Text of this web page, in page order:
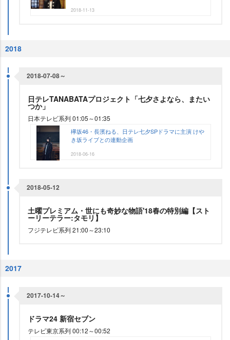
2018-11-13
2018
2018-07-08～
日テレTANABATAプロジェクト「七夕さよなら、またい
つか」
日本テレビ系列 01:05～01:35
欅坂46・長濱ねる、日テレ七夕SPドラマに主演 け
き坂ライブとの連動企画
2018-06-16
2018-05-12
土曜プレミアム・世にも奇妙な物語'18春の特別編【スト
ーリーテラー:タモリ】
フジテレビ系列 21:00～23:10
2017
2017-10-14～
ドラマ24 新宿セブン
テレビ東京系列 00:12～00:52